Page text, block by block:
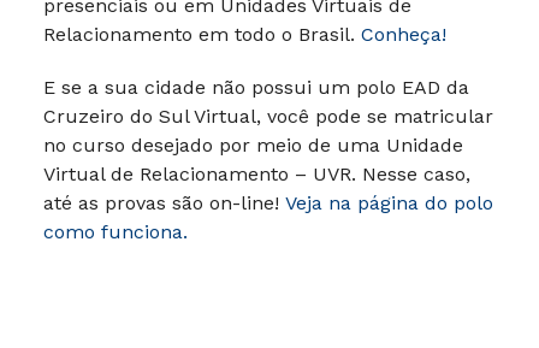
presenciais ou em Unidades Virtuais de
Relacionamento em todo o Brasil. Conheça!
E se a sua cidade não possui um polo EAD da
Cruzeiro do Sul Virtual, você pode se matricular
no curso desejado por meio de uma Unidade
Virtual de Relacionamento – UVR. Nesse caso,
até as provas são on-line! Veja na página do polo
como funciona.